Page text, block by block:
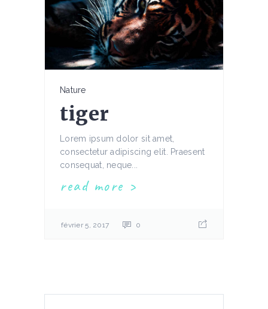
Nature
tiger
Lorem ipsum dolor sit amet,
consectetur adipiscing elit. Praesent
consequat, neque...
read more
février 5, 2017 0